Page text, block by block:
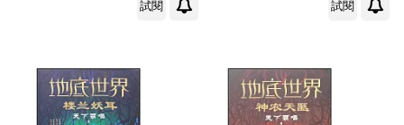
天下霸唱（主編）(1)
試閱
試閱